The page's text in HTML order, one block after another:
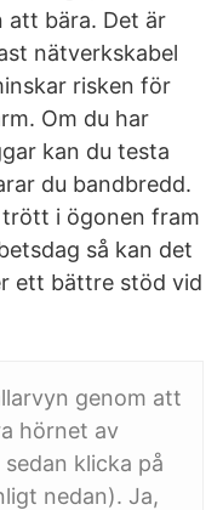
att bära. Det är
nätverkskabel
risken för
Om du har
kan du testa
du bandbredd.
i ögonen fram
så kan det
ett bättre stöd vid
genom att
hörnet av
klicka på
nedan). Ja,